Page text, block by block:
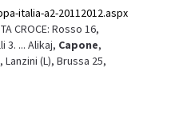
italia-a2-20112012.aspx
CROCE: Rosso 16,
3. ... Alikaj, Capone,
Lanzini (L), Brussa 25,